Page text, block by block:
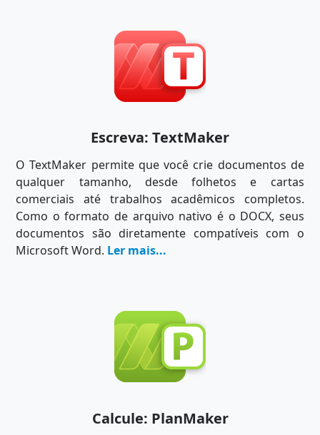
Escreva: TextMaker
O TextMaker permite que você crie documentos de
qualquer tamanho, desde folhetos e cartas
comerciais até trabalhos acadêmicos completos.
Como o formato de arquivo nativo é o DOCX, seus
documentos são diretamente compatíveis com o
Microsoft Word. Ler mais...
Calcule: PlanMaker